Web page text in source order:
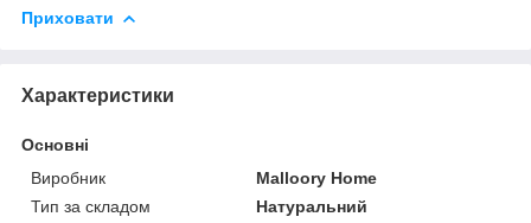
Приховати
Характеристики
Основні
Виробник
Malloory Home
Тип за складом
Натуральний